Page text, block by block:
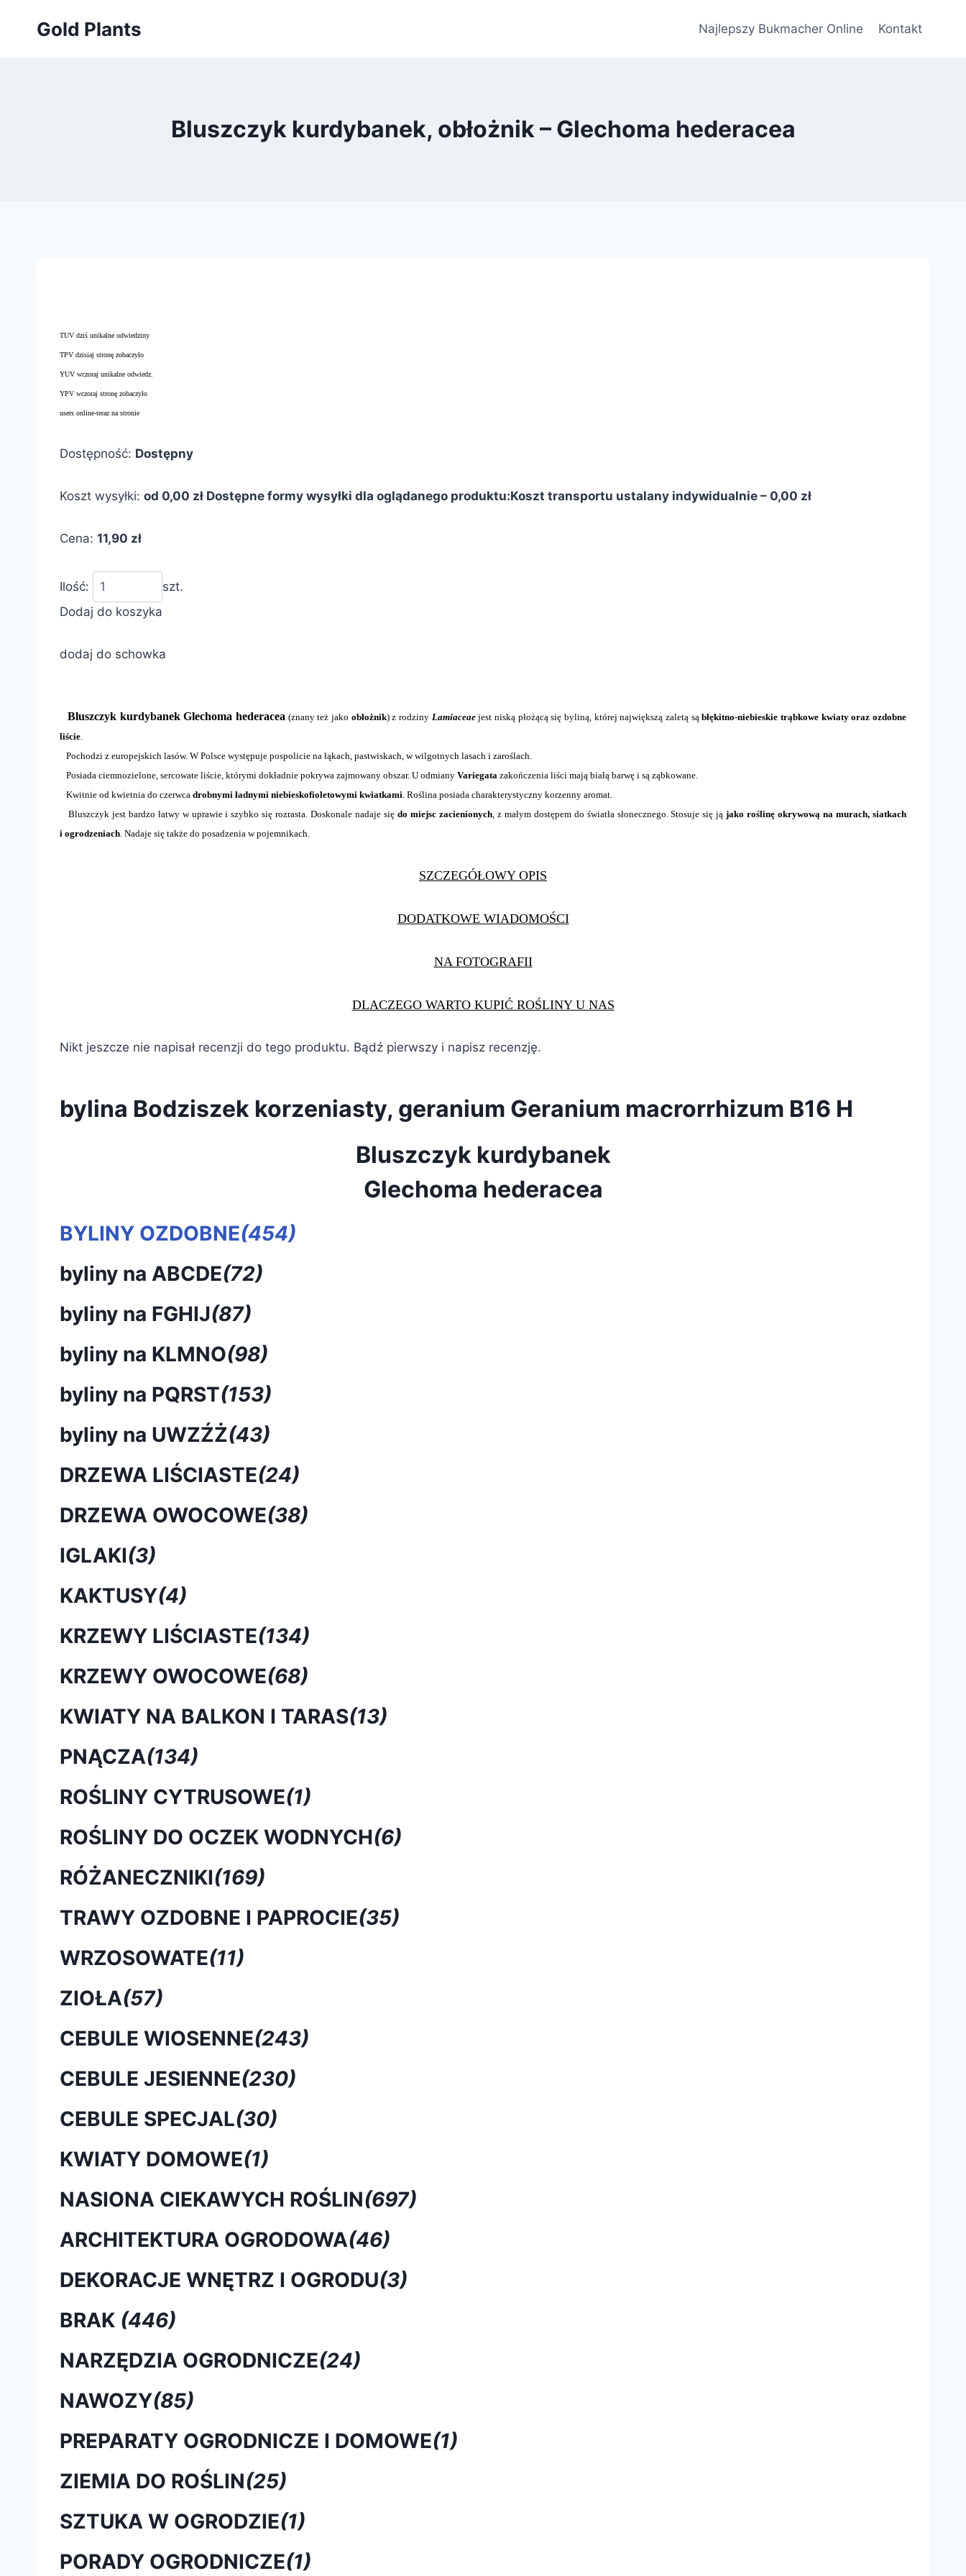
Gold Plants Najlepszy Bukmacher Online Kontakt
Bluszczyk kurdybanek, obłożnik – Glechoma hederacea
TUV dziś unikalne odwiedziny
TPV dzisiaj stronę zobaczyło
YUV wczoraj unikalne odwiedz.
YPV wczoraj stronę zobaczyło
users online-teraz na stronie
Dostępność: Dostępny
Koszt wysyłki: od 0,00 zł Dostępne formy wysyłki dla oglądanego produktu:Koszt transportu ustalany indywidualnie – 0,00 zł
Cena: 11,90 zł
Ilość:
szt.
Dodaj do koszyka
dodaj do schowka
Bluszczyk kurdybanek Glechoma hederacea (znany też jako obłożnik) z rodziny Lamiaceaejest niską płożącą się byliną, której największą zaletą sąbłękitno-niebieskie trąbkowe kwiaty oraz ozdobne
liście
Pochodzi z europejskich lasów. W Polsce występuje pospolicie na łąkach, pastwiskach, w wilgotnych lasach i zaroślach.
Posiada ciemnozielone, sercowate liście, którymi dokładnie pokrywa zajmowany obszar. U odmiany Variegata zakończenia liści mają białą barwę i są ząbkowane.
Kwitnie od kwietnia do czerwca drobnymi ładnymi niebieskofioletowymi kwiatkami . Roślina posiada charakterystyczny korzenny aromat.
Bluszczyk jest bardzo łatwy w uprawie i szybko się rozrasta. Doskonale nadaje siędo miejsc zacienionych, z małym dostępem do światła słonecznego. Stosuje się jąjako roślinę okrywową na murach, siatkach
i ogrodzeniach . Nadaje się także do posadzenia w pojemnikach.
SZCZEGÓŁOWY OPIS
DODATKOWE WIADOMOŚCI
NA FOTOGRAFII
DLACZEGO WARTO KUPIĆ ROŚLINY U NAS
Nikt jeszcze nie napisał recenzji do tego produktu. Bądź pierwszy i napisz recenzję.
bylina Bodziszek korzeniasty, geranium Geranium macrorrhizum B16 H
Bluszczyk kurdybanek
Glechoma hederacea
BYLINY OZDOBNE(454)
byliny na ABCDE(72)
byliny na FGHIJ(87)
byliny na KLMNO(98)
byliny na PQRST(153)
byliny na UWZŹŻ(43)
DRZEWA LIŚCIASTE(24)
DRZEWA OWOCOWE(38)
IGLAKI(3)
KAKTUSY(4)
KRZEWY LIŚCIASTE(134)
KRZEWY OWOCOWE(68)
KWIATY NA BALKON I TARAS(13)
PNĄCZA(134)
ROŚLINY CYTRUSOWE(1)
ROŚLINY DO OCZEK WODNYCH(6)
RÓŻANECZNIKI(169)
TRAWY OZDOBNE I PAPROCIE(35)
WRZOSOWATE(11)
ZIOŁA(57)
CEBULE WIOSENNE(243)
CEBULE JESIENNE(230)
CEBULE SPECJAL(30)
KWIATY DOMOWE(1)
NASIONA CIEKAWYCH ROŚLIN(697)
ARCHITEKTURA OGRODOWA(46)
DEKORACJE WNĘTRZ I OGRODU(3)
BRAK (446)
NARZĘDZIA OGRODNICZE(24)
NAWOZY(85)
PREPARATY OGRODNICZE I DOMOWE(1)
ZIEMIA DO ROŚLIN(25)
SZTUKA W OGRODZIE(1)
PORADY OGRODNICZE(1)